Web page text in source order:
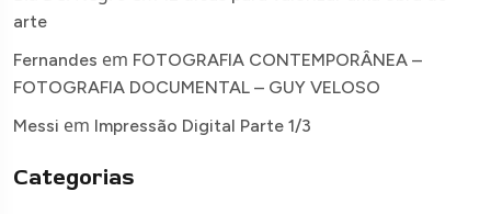
arte
Fernandes em FOTOGRAFIA CONTEMPORÂNEA –
FOTOGRAFIA DOCUMENTAL – GUY VELOSO
Messi em Impressão Digital Parte 1/3
Categorias